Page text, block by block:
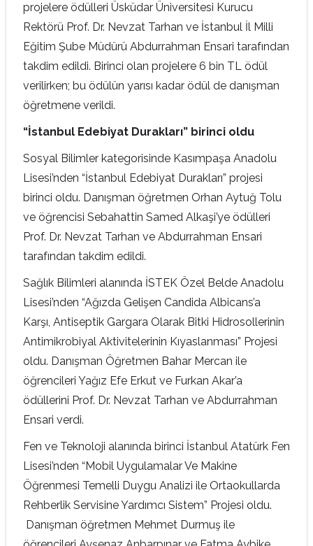
projelere ödülleri Üsküdar Üniversitesi Kurucu
Rektörü Prof. Dr. Nevzat Tarhan ve İstanbul İl Milli
Eğitim Şube Müdürü Abdurrahman Ensari tarafından
takdim edildi. Birinci olan projelere 6 bin TL ödül
verilirken; bu ödülün yarısı kadar ödül de danışman
öğretmene verildi.
“İstanbul Edebiyat Durakları” birinci oldu
Sosyal Bilimler kategorisinde Kasımpaşa Anadolu
Lisesi’nden “İstanbul Edebiyat Durakları” projesi
birinci oldu. Danışman öğretmen Orhan Aytuğ Tolu
ve öğrencisi Sebahattin Samed Alkaşi’ye ödülleri
Prof. Dr. Nevzat Tarhan ve Abdurrahman Ensari
tarafından takdim edildi.
Sağlık Bilimleri alanında İSTEK Özel Belde Anadolu
Lisesi’nden “Ağızda Gelişen Candida Albicans’a
Karşı, Antiseptik Gargara Olarak Bitki Hidrosollerinin
Antimikrobiyal Aktivitelerinin Kıyaslanması” Projesi
oldu. Danışman Öğretmen Bahar Mercan ile
öğrencileri Yağız Efe Erkut ve Furkan Akar’a
ödüllerini Prof. Dr. Nevzat Tarhan ve Abdurrahman
Ensari verdi.
Fen ve Teknoloji alanında birinci İstanbul Atatürk Fen
Lisesi’nden “Mobil Uygulamalar Ve Makine
Öğrenmesi Temelli Duygu Analizi ile Ortaokullarda
Rehberlik Servisine Yardımcı Sistem” Projesi oldu.
Danışman öğretmen Mehmet Durmuş ile